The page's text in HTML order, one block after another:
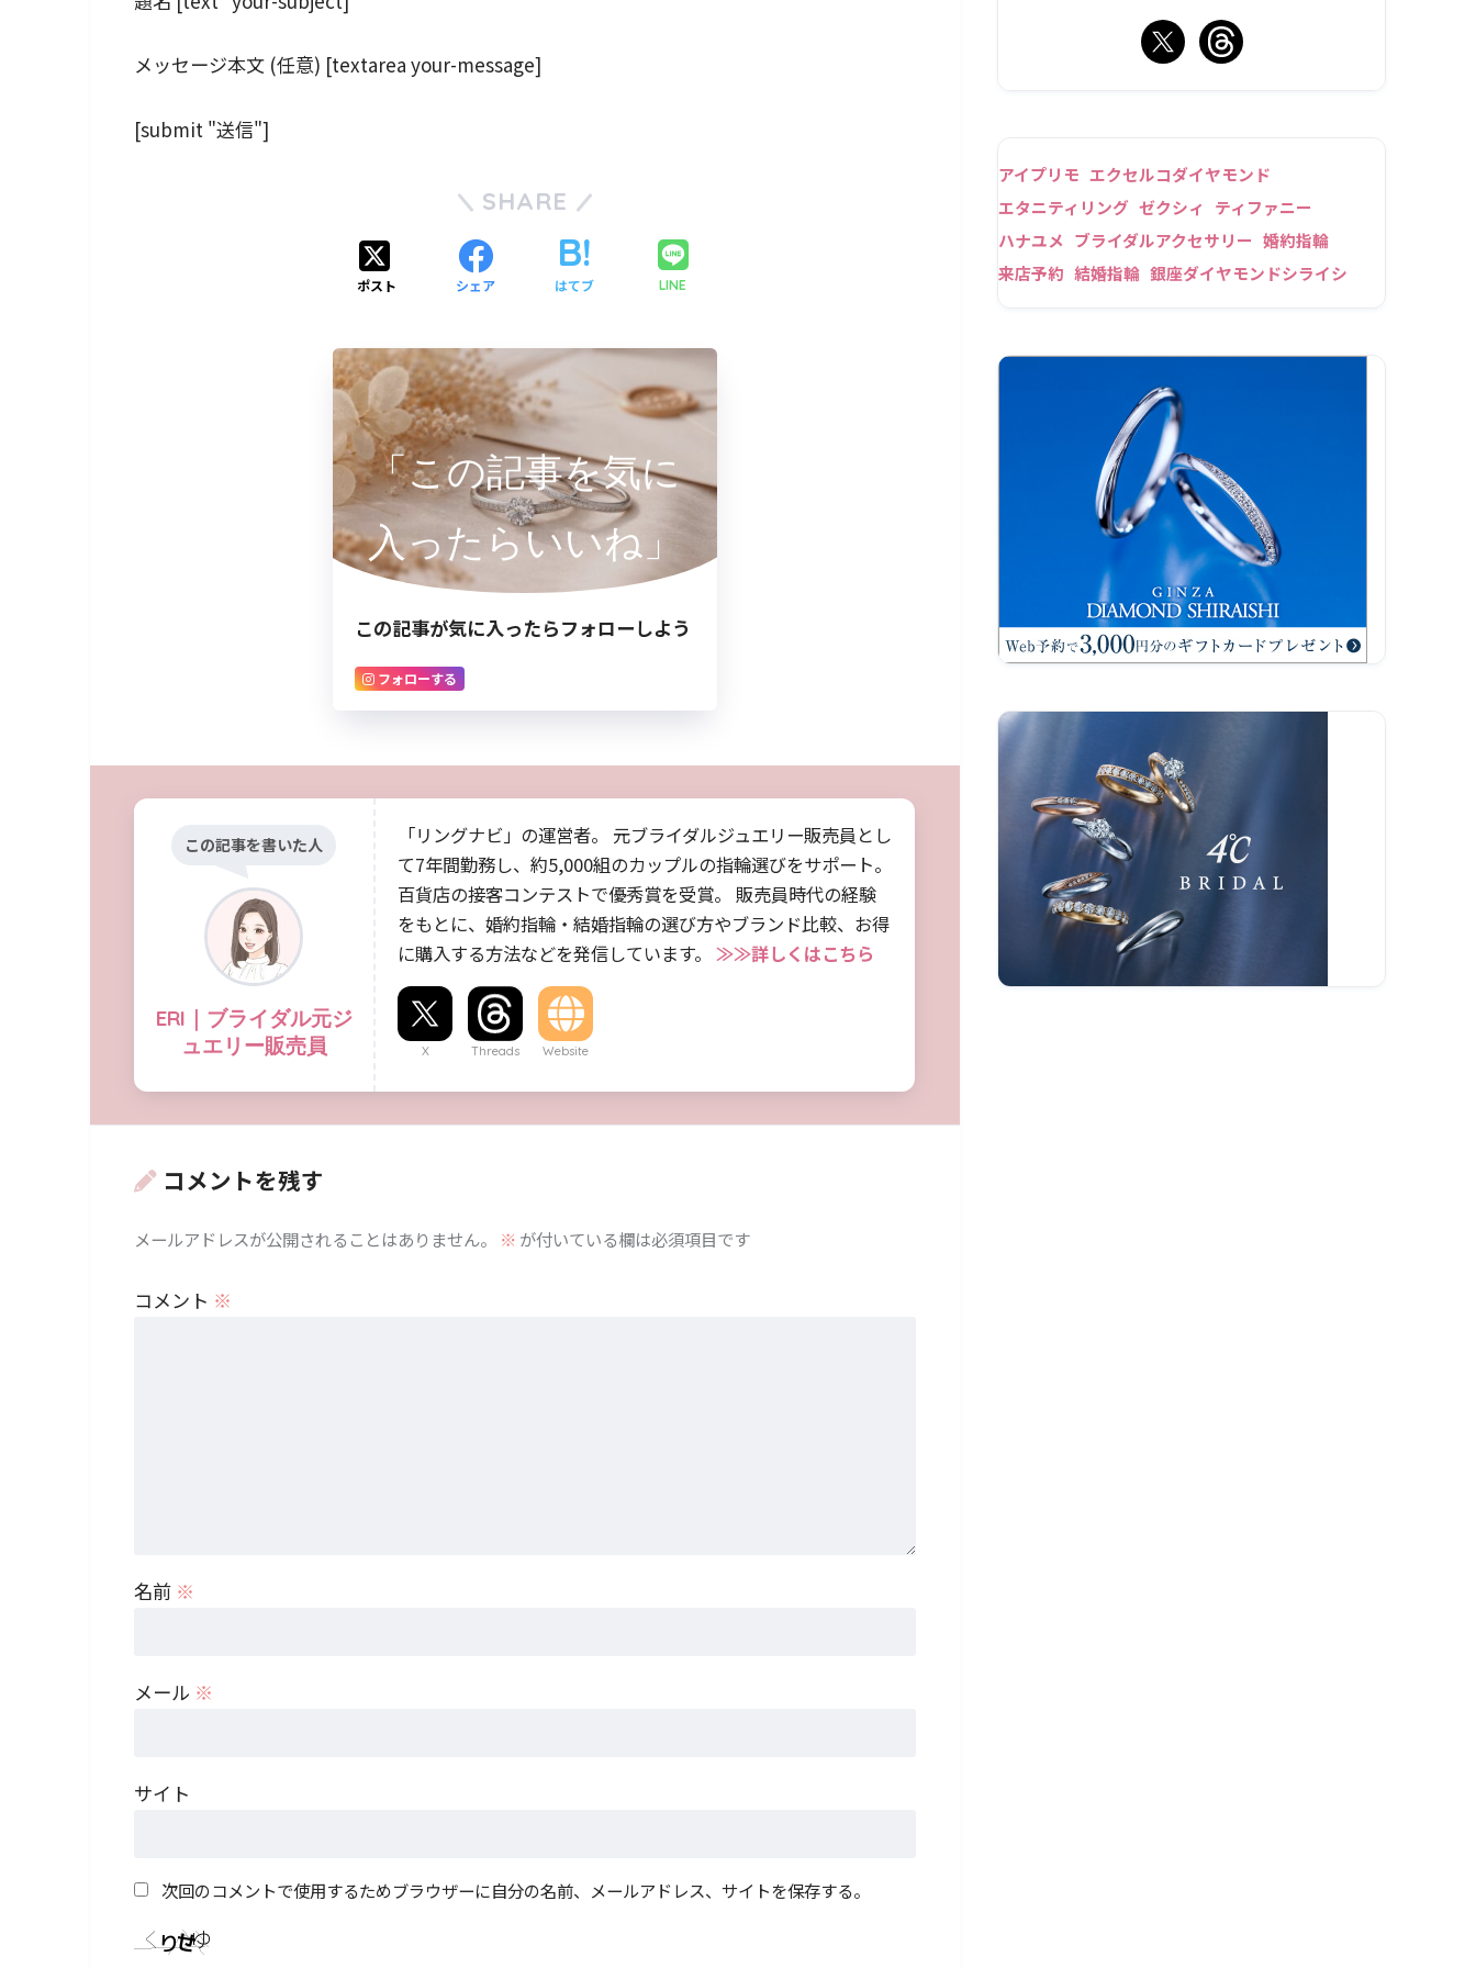
メッセージ本文 (任意) [textarea your-message]
[submit "送信"]
SHARE
ポスト シェア はてブ LINE
「この記事を気に
入ったらいいね」
この記事が気に入ったらフォローしよう
フォローする
この記事を書いた人
ERI｜ブライダル元ジ
ュエリー販売員
「リングナビ」の運営者。 元ブライダルジュエリー販売員とし
て7年間勤務し、約5,000組のカップルの指輪選びをサポート。
百貨店の接客コンテストで優秀賞を受賞。 販売員時代の経験
をもとに、婚約指輪・結婚指輪の選び方やブランド比較、お得
に購入する方法などを発信しています。 ≫≫詳しくはこちら
X Threads Website
コメントを残す
メールアドレスが公開されることはありません。 ※ が付いている欄は必須項目です
コメント ※
名前 ※
メール ※
サイト
次回のコメントで使用するためブラウザーに自分の名前、メールアドレス、サイトを保存する。
アイプリモ エクセルコダイヤモンド
エタニティリング ゼクシィ
ティファニー
ハナユメ ブライダルアクセサリー 婚約指輪
来店予約 結婚指輪 銀座ダイヤモンドシライシ